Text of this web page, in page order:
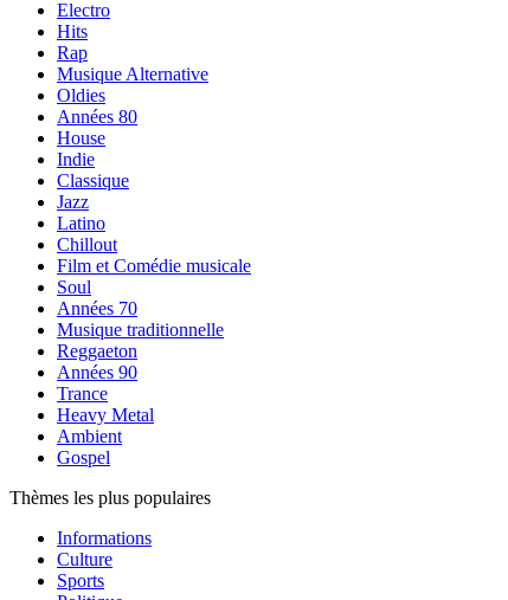
Electro
Hits
Rap
Musique Alternative
Oldies
Années 80
House
Indie
Classique
Jazz
Latino
Chillout
Film et Comédie musicale
Soul
Années 70
Musique traditionnelle
Reggaeton
Années 90
Trance
Heavy Metal
Ambient
Gospel
Thèmes les plus populaires
Informations
Culture
Sports